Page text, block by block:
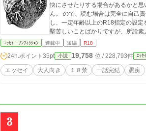
快にさせたりする場合があるかと
ん。 ので、読む場合は完全に自己責任でお願いします。 注意喚起と精
し、一定年齢以上のR18指定の設
堅苦しいことばかりですが、所詮素人が好き勝手書いてる
基本的に『大人のシリーズ』と同
ｴｯｾｲ・ﾉﾝﾌｨｸｼｮﾝ 連載中 短編 R18
24h.ポイント 35pt 小説 19,758 位 / 228,793件 ｴｯｾ
エッセイ 大人向き １８禁 一話完結 愚痴
3